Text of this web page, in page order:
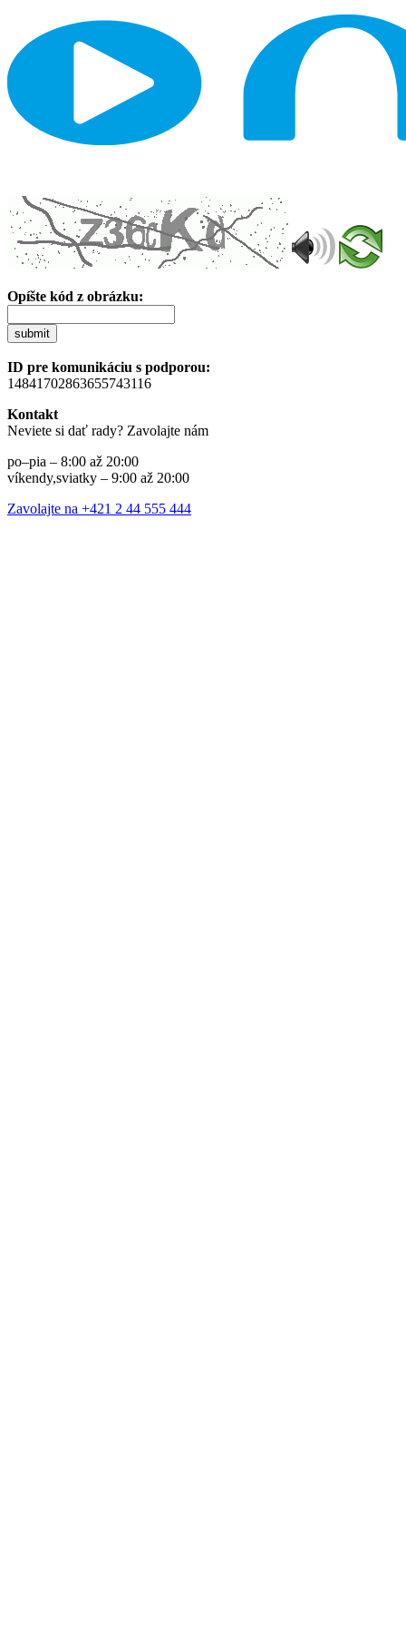
Opíšte kód z obrázku:
submit
ID pre komunikáciu s podporou:
14841702863655743116
Kontakt
Neviete si dať rady? Zavolajte nám
po–pia – 8:00 až 20:00
víkendy,sviatky – 9:00 až 20:00
Zavolajte na +421 2 44 555 444